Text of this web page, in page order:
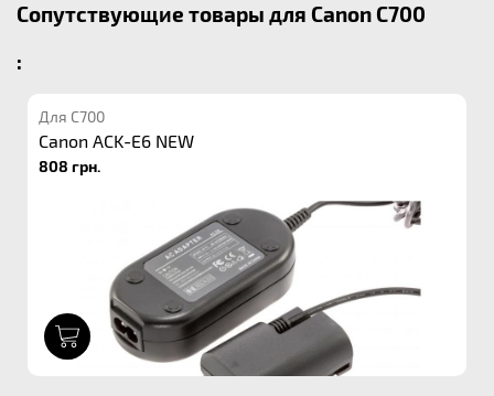
Сопутствующие товары для Canon C700
:
Для C700
Canon ACK-E6 NEW
808 грн.